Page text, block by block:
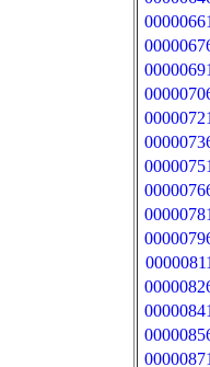
00000661
00000691
00000721
00000751
00000781
00000811
00000841
00000871